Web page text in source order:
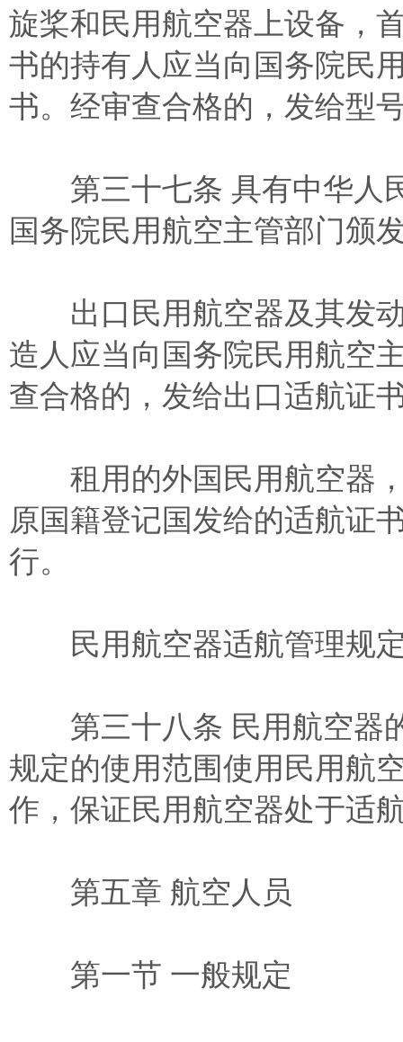
旋桨和民用航空器上设备，
书的持有人应当向国务院民
书。经审查合格的，发给型
第三十七条 具有中华人
国务院民用航空主管部门颁
出口民用航空器及其发动
造人应当向国务院民用航空
查合格的，发给出口适航证
租用的外国民用航空器，
原国籍登记国发给的适航证
行。
民用航空器适航管理规定
第三十八条 民用航空器
规定的使用范围使用民用航
作，保证民用航空器处于适
第五章 航空人员
第一节 一般规定